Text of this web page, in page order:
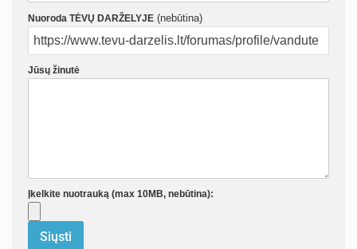
Nuoroda TĖVŲ DARŽELYJE (nebūtina)
Jūsų žinutė
Įkelkite nuotrauką (max 10MB, nebūtina):